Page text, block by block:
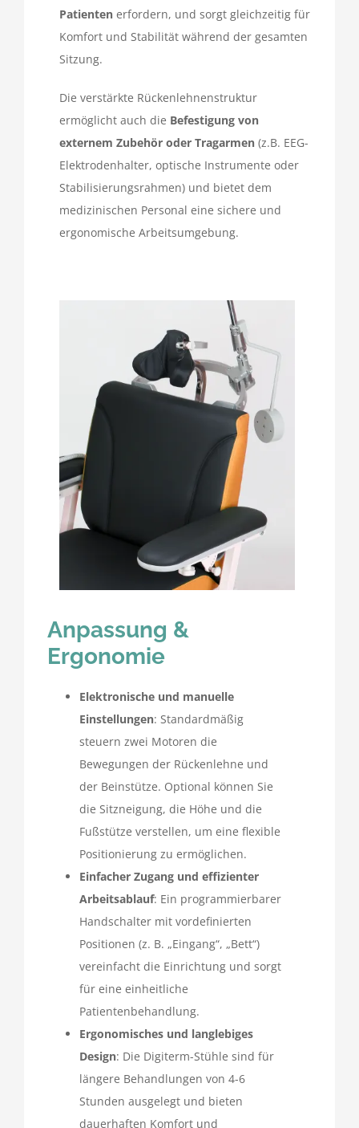
Patientenerfordern, und sorgt gleichzeitig für
Komfort und Stabilität während der gesamten
Sitzung.
Die verstärkte Rückenlehnenstruktur
ermöglicht auch die Befestigung von
externem Zubehör oder Tragarmen(z.B. EEG-
Elektrodenhalter, optische Instrumente oder
Stabilisierungsrahmen) und bietet dem
medizinischen Personal eine sichere und
ergonomische Arbeitsumgebung.
Anpassung &
Ergonomie
Elektronische und manuelle
Einstellungen: Standardmäßig
steuern zwei Motoren die
Bewegungen der Rückenlehne und
der Beinstütze. Optional können Sie
die Sitzneigung, die Höhe und die
Fußstütze verstellen, um eine flexible
Positionierung zu ermöglichen.
Einfacher Zugang und effizienter
Arbeitsablauf: Ein programmierbarer
Handschalter mit vordefinierten
Positionen (z. B. „Eingang“, „Bett“)
vereinfacht die Einrichtung und sorgt
für eine einheitliche
Patientenbehandlung.
Ergonomisches und langlebiges
Design: Die Digiterm-Stühle sind für
längere Behandlungen von 4-6
Stunden ausgelegt und bieten
dauerhaften Komfort und